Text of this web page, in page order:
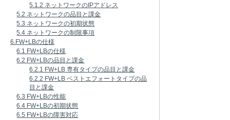
5.1.2 ネットワークのIPアドレス
5.2 ネットワークの品目と課金
5.3 ネットワークの初期状態
5.4 ネットワークの制限事項
6.FW+LBの仕様
6.1 FW+LBの仕様
6.2 FW+LBの品目と課金
6.2.1 FW+LB 専有タイプの品目と課金
6.2.2 FW+LB ベストエフォートタイプの品
目と課金
6.3 FW+LBの性能
6.4 FW+LBの初期状態
6.5 FW+LBの障害対応